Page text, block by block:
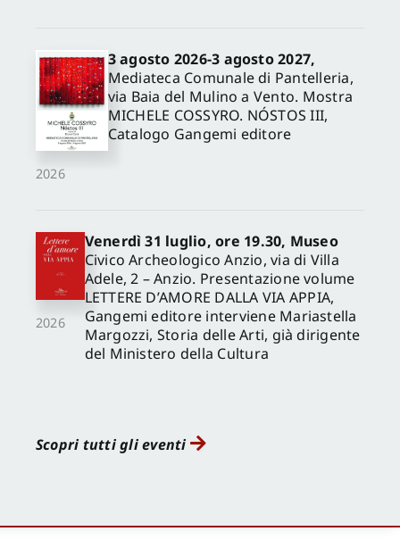
2026
3 agosto 2026-3 agosto 2027,
Mediateca Comunale di Pantelleria,
via Baia del Mulino a Vento. Mostra
MICHELE COSSYRO. NÓSTOS III,
Catalogo Gangemi editore
2026
Venerdì 31 luglio, ore 19.30, Museo
Civico Archeologico Anzio, via di Villa
Adele, 2 – Anzio. Presentazione volume
LETTERE D’AMORE DALLA VIA APPIA,
Gangemi editore interviene Mariastella
Margozzi, Storia delle Arti, già dirigente
del Ministero della Cultura
Scopri tutti gli eventi